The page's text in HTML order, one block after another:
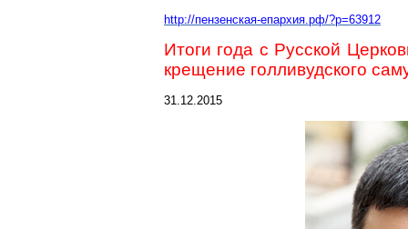
http://пензенская-епархия.рф/?p=63912
Итоги года c Русской
крещение голливудского
31.12.2015